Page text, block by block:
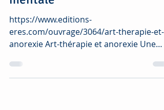
Art-thérapie et anorexie
mentale
https://www.editions-
eres.com/ouvrage/3064/art-therapie-et-